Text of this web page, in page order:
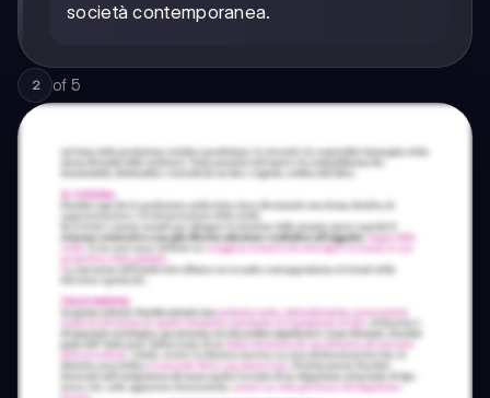
società contemporanea.
2 of 5